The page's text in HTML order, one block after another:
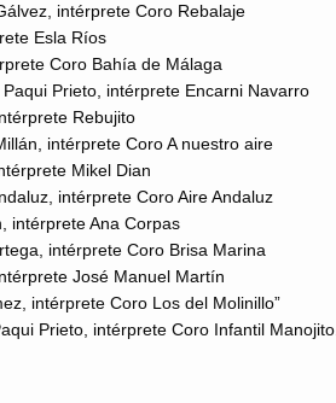
intérprete Coro Rebalaje
Esla Ríos
Coro Bahía de Málaga
Prieto, intérprete Encarni Navarro
Rebujito
intérprete Coro A nuestro aire
Mikel Dian
intérprete Coro Aire Andaluz
intérprete Ana Corpas
intérprete Coro Brisa Marina
José Manuel Martín
intérprete Coro Los del Molinillo”
Prieto, intérprete Coro Infantil Manojito.